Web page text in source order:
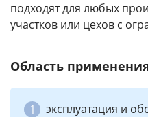
подходят для любых
участков или цехов с
Область
эксплуатация и